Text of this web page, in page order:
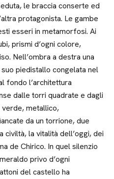
le braccia conserte ed
protagonista. Le gambe
esseri in metamorfosi. Ai
prismi d’ogni colore,
Nell’ombra a destra una
piedistallo congelata nel
fondo l’architettura
dalle torri quadrate e dagli
metallico,
da un torrione, due
civiltà, la vitalità dell’oggi, dei
de Chirico. In quel silenzio
privo d’ogni
del castello ha